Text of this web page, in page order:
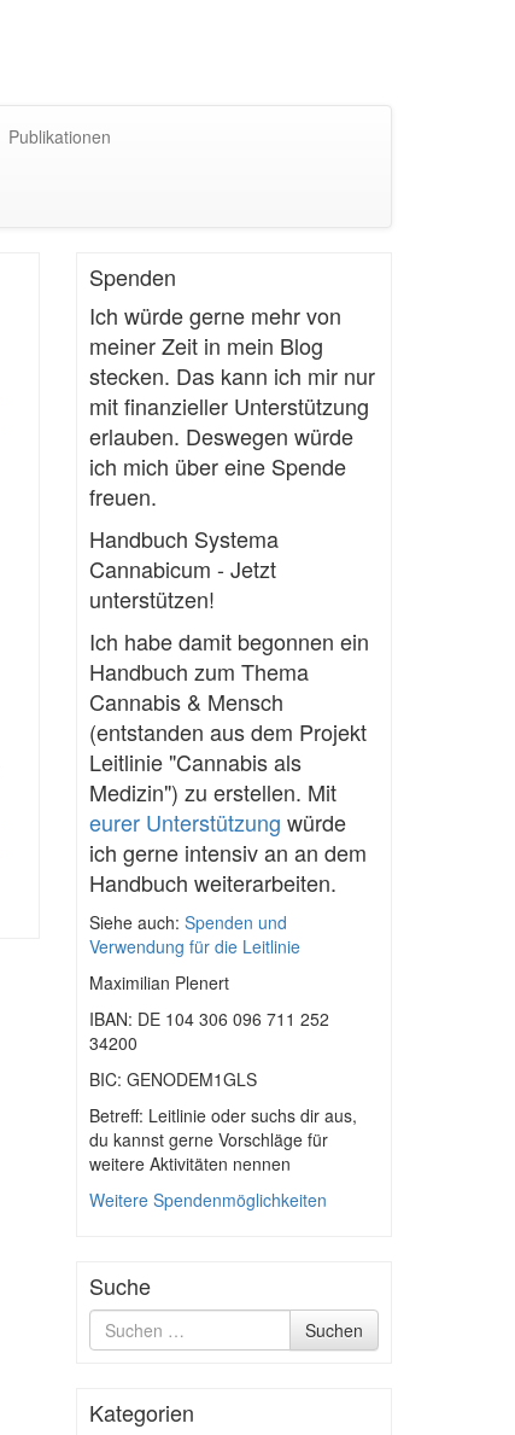
Publikationen
Spenden
Ich würde gerne mehr von
meiner Zeit in mein Blog
stecken. Das kann ich mir nur
mit finanzieller Unterstützung
erlauben. Deswegen würde
ich mich über eine Spende
freuen.
Handbuch Systema
Cannabicum - Jetzt
unterstützen!
Ich habe damit begonnen ein
Handbuch zum Thema
Cannabis & Mensch
(entstanden aus dem Projekt
Leitlinie "Cannabis als
Medizin") zu erstellen. Mit
eurer Unterstützung würde
ich gerne intensiv an an dem
Handbuch weiterarbeiten.
Siehe auch: Spenden und
Verwendung für die Leitlinie
Maximilian Plenert
IBAN: DE 104 306 096 711 252
34200
BIC: GENODEM1GLS
Betreff: Leitlinie oder suchs dir aus,
du kannst gerne Vorschläge für
weitere Aktivitäten nennen
Weitere Spendenmöglichkeiten
Suche
Suche
nach
Suchen
Kategorien